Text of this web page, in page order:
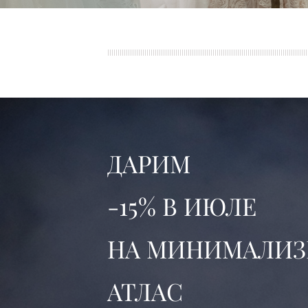
ДАРИМ
-15% В ИЮЛЕ
НА
АТЛАС